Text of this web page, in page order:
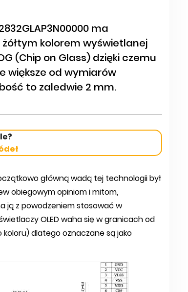
ma
żółtym kolorem wyświetlanej
(Chip on Glass) dzięki czemu
większe od wymiarów
to zaledwie 2 mm.
główną wadą tej technologii był
obiegowym opiniom i mitom,
ją z powodzeniem stosować w
OLED waha się w granicach od
koloru) dlatego oznaczane są jako